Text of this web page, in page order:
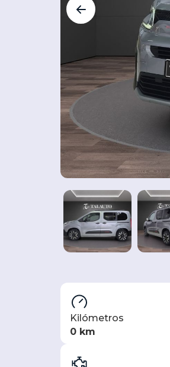
Kilómetros
0 km